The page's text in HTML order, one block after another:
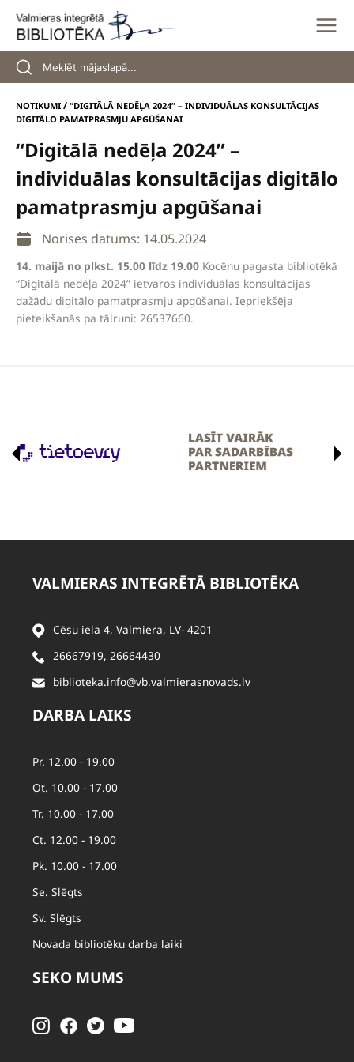
content
NOTIKUMI / “DIGITĀLĀ NEDĒĻA 2024” – INDIVIDUĀLAS KONSULTĀCIJAS
DIGITĀLO PAMATPRASMJU APGŪŠANAI
“Digitālā nedēļa 2024” –
individuālas konsultācijas digitālo
pamatprasmju apgūšanai
Norises datums: 14.05.2024
14. maijā no plkst. 15.00 līdz 19.00 Kocēnu pagasta bibliotēkā
“Digitālā nedēļa 2024” ietvaros individuālas konsultācijas
dažādu digitālo pamatprasmju apgūšanai. Iepriekšēja
pieteikšanās pa tālruni: 26537660.
VALMIERAS INTEGRĒTĀ BIBLIOTĒKA
Cēsu iela 4, Valmiera, LV- 4201
26667919, 26664430
biblioteka.info@vb.valmierasnovads.lv
DARBA LAIKS
Pr. 12.00 - 19.00
Ot. 10.00 - 17.00
Tr. 10.00 - 17.00
Ct. 12.00 - 19.00
Pk. 10.00 - 17.00
Se. Slēgts
Sv. Slēgts
Novada bibliotēku darba laiki
SEKO MUMS